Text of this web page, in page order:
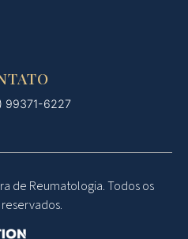
99371-6227
de Reumatologia. Todos os